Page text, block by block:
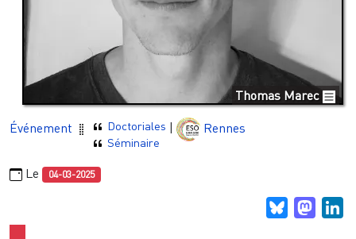
Thomas Marec
Événement
Doctoriales
Séminaire
| Rennes
Le 04-03-2025
Bluesky